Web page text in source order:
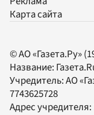
Карта сайта
© АО «Газета.Ру»
Название:
Учредитель:АО
7743625728
Адрес